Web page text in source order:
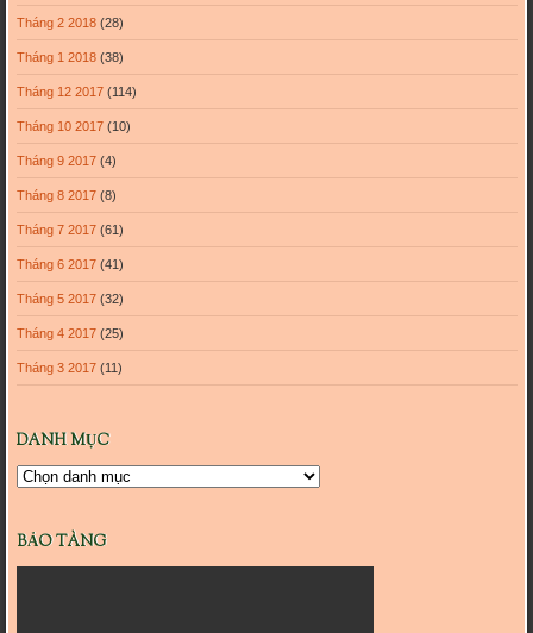
Tháng 2 2018(28)
Tháng 1 2018(38)
Tháng 12 2017(114)
Tháng 10 2017(10)
Tháng 9 2017(4)
Tháng 8 2017(8)
Tháng 7 2017(61)
Tháng 6 2017(41)
Tháng 5 2017(32)
Tháng 4 2017(25)
Tháng 3 2017(11)
DANH MỤC
Danh
BẢO TÀNG